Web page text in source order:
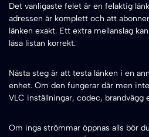
Det vanligaste felet är en felaktig
adressen är komplett och att
länken exakt. Ett extra mellanslag
läsa listan korrekt.
Nästa steg är att testa länken i en
enhet. Om den fungerar där men
VLC inställningar, codec, brandvägg
Om inga strömmar öppnas alls bör